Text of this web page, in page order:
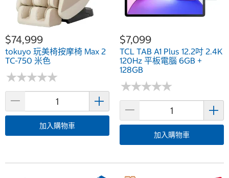
$74,999
tokuyo 玩美椅按摩椅 Max 2
TC-750 米色
★★★★★
★★★★★
加入購物車
$7,099
TCL TAB A1 Plus 12.2吋 2.4K
120Hz 平板電腦 6GB +
128GB
★★★★★
★★★★★
加入購物車